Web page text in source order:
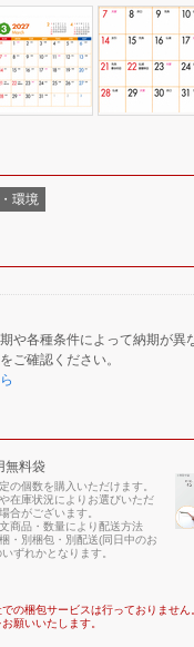
環境
や各種条件によって納期が異
ご確認ください。
無料袋
の個数を購入いただけます。
在庫状況によりお選びいただ
合がございます。
商品・数量により配送方法
・別梱包・別配送(同日中のお
いずれかとなります。
の梱包サービスは行っておりません
願いいたします。